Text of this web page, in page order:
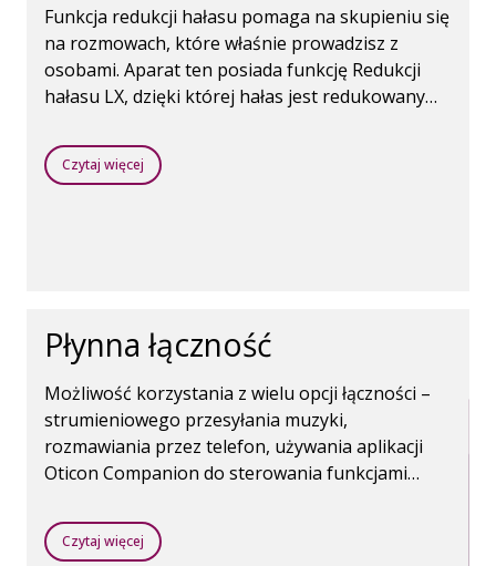
Funkcja redukcji hałasu pomaga na skupieniu się
na rozmowach, które właśnie prowadzisz z
osobami. Aparat ten posiada funkcję Redukcji
hałasu LX, dzięki której hałas jest redukowany
Czytaj więcej
Płynna łączność
Możliwość korzystania z wielu opcji łączności –
strumieniowego przesyłania muzyki,
rozmawiania przez telefon, używania aplikacji
Oticon Companion do sterowania funkcjami
dzięki bezprzewodowej technice Bluetooth.
Czytaj więcej